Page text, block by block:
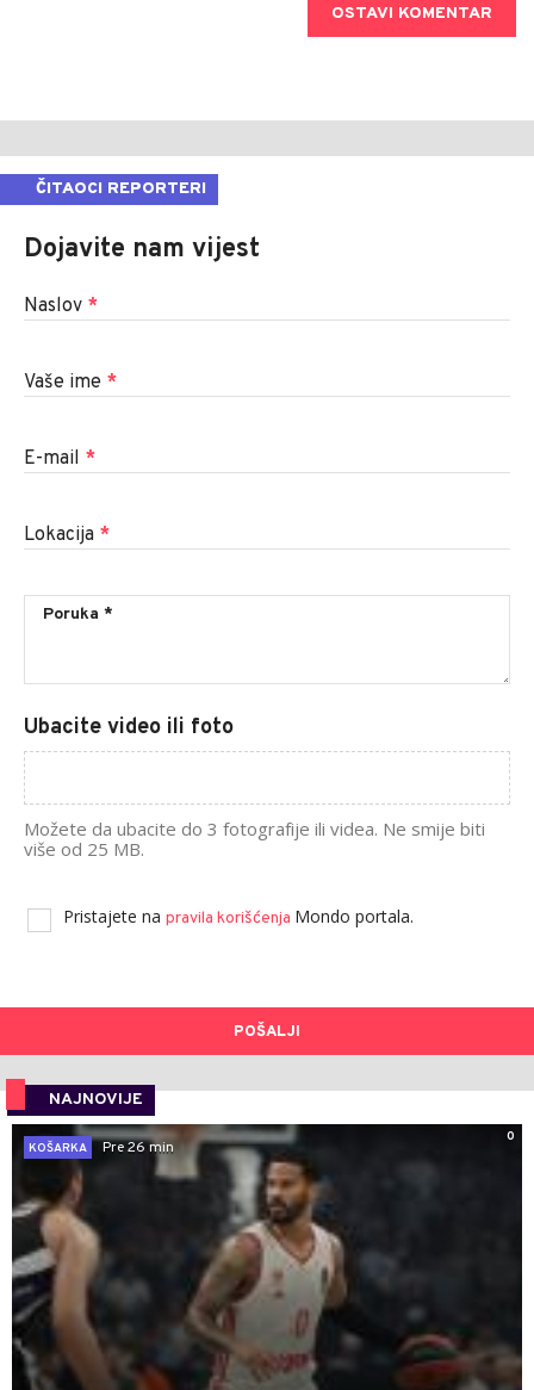
OSTAVI KOMENTAR
ČITAOCI REPORTERI
Dojavite nam vijest
Naslov *
Vaše ime *
E-mail *
Lokacija *
Ubacite video ili foto
Možete da ubacite do 3 fotografije ili videa. Ne smije biti
više od 25 MB.
Pristajete na pravila korišćenja Mondo portala.
POŠALJI
NAJNOVIJE
0
KOŠARKA
Pre 26 min